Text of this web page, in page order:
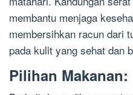
membantu menjaga
membersihkan racun dari
pada kulit yang sehat dan
Pilihan Makanan: